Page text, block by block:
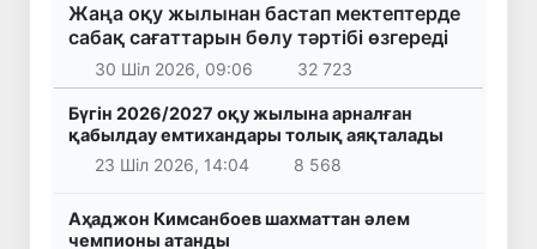
Жаңа оқу жылынан бастап мектептерде
сабақ сағаттарын бөлу тәртібі өзгереді
30 Шіл 2026, 09:06 32 723
Бүгін 2026/2027 оқу жылына арналған
қабылдау емтихандары толық аяқталады
23 Шіл 2026, 14:04
8 568
Аҳаджон Кимсанбоев шахматтан әлем
чемпионы атанды